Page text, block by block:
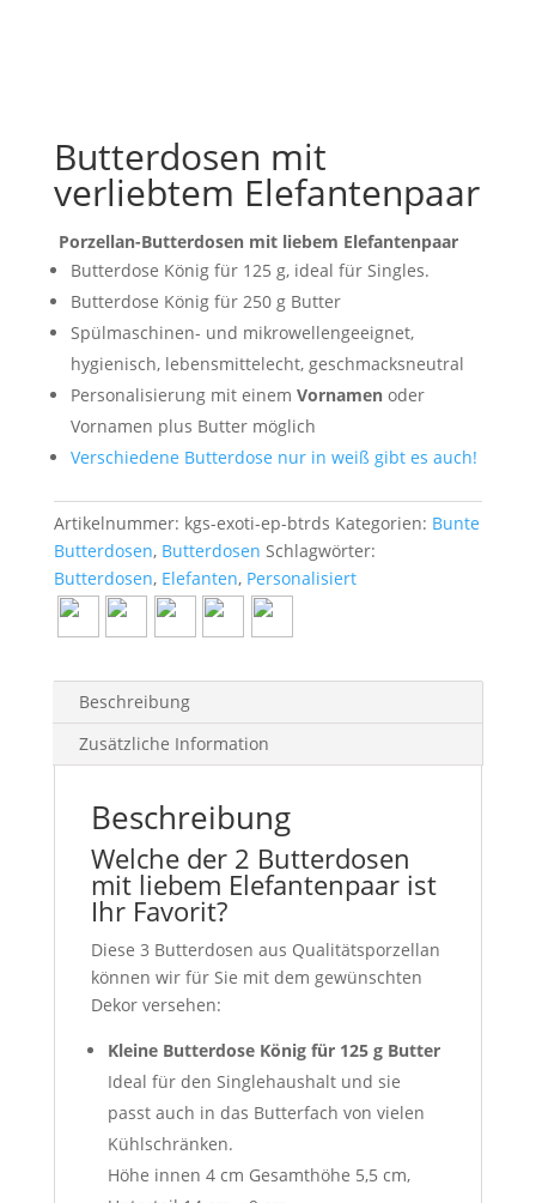
Butterdosen mit
verliebtem Elefantenpaar
Porzellan-Butterdosen mit liebem Elefantenpaar
Butterdose König für 125 g, ideal für Singles.
Butterdose König für 250 g Butter
Spülmaschinen- und mikrowellengeeignet,
hygienisch, lebensmittelecht, geschmacksneutral
Personalisierung mit einem Vornamenoder
Vornamen plus Butter möglich
Verschiedene Butterdose nur in weiß gibt es auch!
Artikelnummer: kgs-exoti-ep-btrds Kategorien: Bunte
Butterdosen, Butterdosen Schlagwörter:
Butterdosen, Elefanten, Personalisiert
Beschreibung
Zusätzliche Information
Beschreibung
Welche der 2 Butterdosen
mit liebem Elefantenpaar ist
Ihr Favorit?
Diese 3 Butterdosen aus Qualitätsporzellan
können wir für Sie mit dem gewünschten
Dekor versehen:
Kleine Butterdose König für 125 g Butter
Ideal für den Singlehaushalt und sie
passt auch in das Butterfach von vielen
Kühlschränken.
Höhe innen 4 cm Gesamthöhe 5,5 cm,